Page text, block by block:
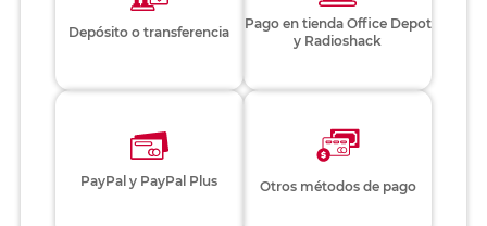
Depósito o transferencia
Pago en tienda Office Depot
y Radioshack
PayPal y PayPal Plus Otros métodos de pago